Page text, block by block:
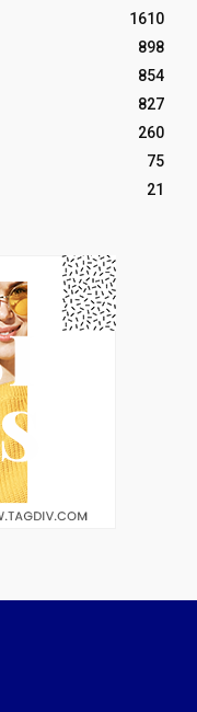
1610
898
854
827
260
75
21